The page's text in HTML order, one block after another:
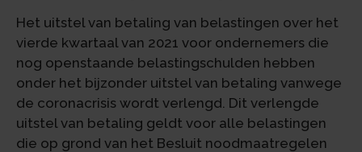
Het uitstel van betaling van belastingen over het
vierde kwartaal van 2021 voor ondernemers die
nog openstaande belastingschulden hebben
onder het bijzonder uitstel van betaling vanwege
de coronacrisis wordt verlengd. Dit verlengde
uitstel van betaling geldt voor alle belastingen
die op grond van het Besluit noodmaatregelen